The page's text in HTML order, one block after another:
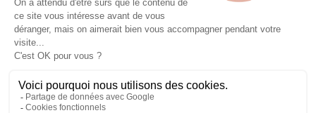
Mentions légales
Conditions générales de ventes